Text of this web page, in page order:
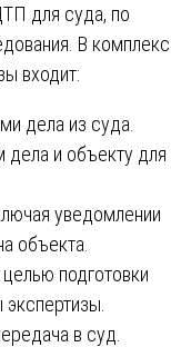
для суда, по
В комплекс
входит:
дела из суда.
дела и объекту для
уведомлении
объекта.
подготовки
в суд.